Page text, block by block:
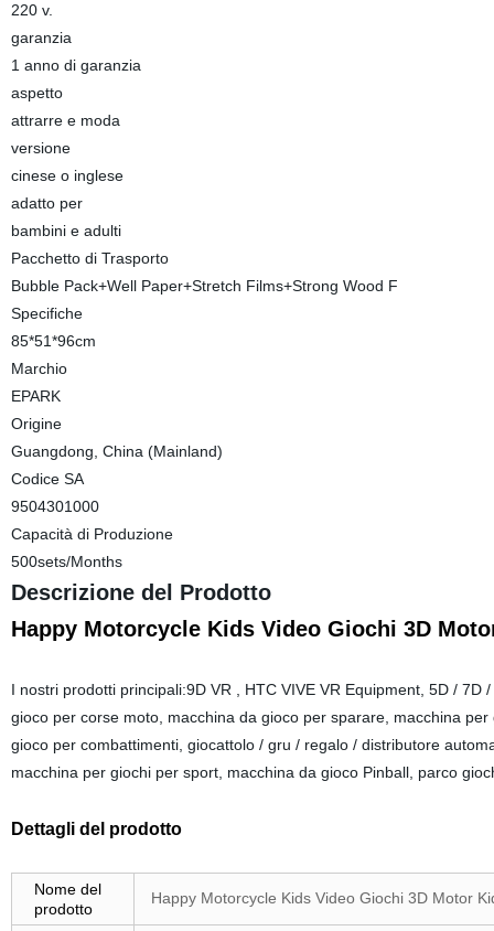
220 v.
garanzia
1 anno di garanzia
aspetto
attrarre e moda
versione
cinese o inglese
adatto per
bambini e adulti
Pacchetto di Trasporto
Bubble Pack+Well Paper+Stretch Films+Strong Wood F
Specifiche
85*51*96cm
Marchio
EPARK
Origine
Guangdong, China (Mainland)
Codice SA
9504301000
Capacità di Produzione
500sets/Months
Descrizione del Prodotto
Happy Motorcycle Kids Video Giochi 3D
I nostri prodotti principali:9D VR , HTC VIVE VR Equipment, 5D /
gioco per corse moto, macchina da gioco per sparare, macchina
gioco per combattimenti, giocattolo / gru / regalo / distributore
macchina per giochi per sport, macchina da gioco Pinball, parco
Dettagli del prodotto
Nome del
prodotto
Happy Motorcycle Kids Video Giochi 3D Motor